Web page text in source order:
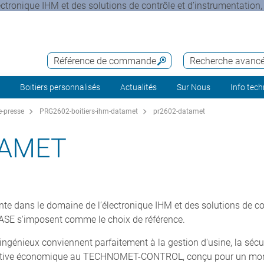
IHM et des solutions de contrôle et
Recherche
Référence de commande
Boitiers personnalisés Actualités Sur Nous Info
presse PRG2602-boitiers-ihm-datamet pr2602-datamet
dans le domaine de l’électronique IHM et des solutions de
s'imposent comme le choix de référence.
conviennent parfaitement à la gestion d'usine, la
économique au TECHNOMET-CONTROL, conçu pour un